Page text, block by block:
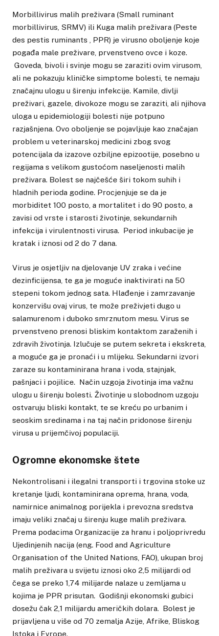
Morbillivirus malih preživara (Small ruminant
morbillivirus, SRMV) ili Kuga malih preživara (Peste
des pestis ruminants , PPR) je virusno oboljenje koje
pogađa male preživare, prvenstveno ovce i koze.
Goveda, bivoli i svinje mogu se zaraziti ovim virusom,
ali ne pokazuju kliničke simptome bolesti, te nemaju
značajnu ulogu u širenju infekcije. Kamile, divlji
preživari, gazele, divokoze mogu se zaraziti, ali njihova
uloga u epidemiologiji bolesti nije potpuno
razjašnjena. Ovo oboljenje se pojavljuje kao značajan
problem u veterinarskoj medicini zbog svog
potencijala da izazove ozbiljne epizootije, posebno u
regijama s velikom gustoćom naseljenosti malih
preživara. Bolest se najčešće širi tokom suhih i
hladnih perioda godine. Procjenjuje se da je
morbiditet 100 posto, a mortalitet i do 90 posto, a
zavisi od vrste i starosti životinje, sekundarnih
infekcija i virulentnosti virusa. Period inkubacije je
kratak i iznosi od 2 do 7 dana.
Virus je osjetljiv na djelovanje UV zraka i većine
dezinficijensa, te ga je moguće inaktivirati na 50
stepeni tokom jednog sata. Hlađenje i zamrzavanje
konzervišu ovaj virus, te može preživjeti dugo u
salamurenom i duboko smrznutom mesu. Virus se
prvenstveno prenosi bliskim kontaktom zaraženih i
zdravih životinja. Izlučuje se putem sekreta i ekskreta,
a moguće ga je pronaći i u mlijeku. Sekundarni izvori
zaraze su kontaminirana hrana i voda, stajnjak,
pašnjaci i pojilice. Način uzgoja životinja ima važnu
ulogu u širenju bolesti. Životinje u slobodnom uzgoju
ostvaruju bliski kontakt, te se kreću po urbanim i
seoskim sredinama i na taj način pridonose širenju
virusa u prijemčivoj populaciji.
Ogromne ekonomske štete
Nekontrolisani i ilegalni transporti i trgovina stoke uz
kretanje ljudi, kontaminirana oprema, hrana, voda,
namirnice animalnog porijekla i prevozna sredstva
imaju veliki značaj u širenju kuge malih preživara.
Prema podacima Organizacije za hranu i poljoprivredu
Ujedinjenih nacija (eng. Food and Agriculture
Organisation of the United Nations, FAO), ukupan broj
malih preživara u svijetu iznosi oko 2,5 milijardi od
čega se preko 1,74 milijarde nalaze u zemljama u
kojima je PPR prisutan. Godišnji ekonomski gubici
dosežu čak 2,1 milijardu američkih dolara. Bolest je
prijavljena u više od 70 zemalja Azije, Afrike, Bliskog
Istoka i Evrope.